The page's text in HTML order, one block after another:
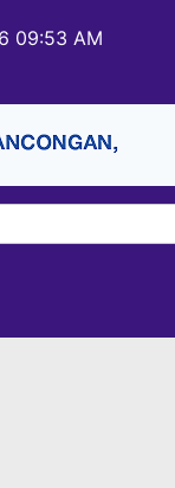
09:53 AM